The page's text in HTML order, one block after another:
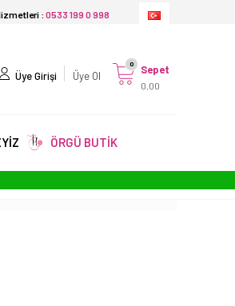
: 0533 199 0 998
Üye Girişi Üye Ol Sepet
0,00
0
ÖRGÜ BUTİK